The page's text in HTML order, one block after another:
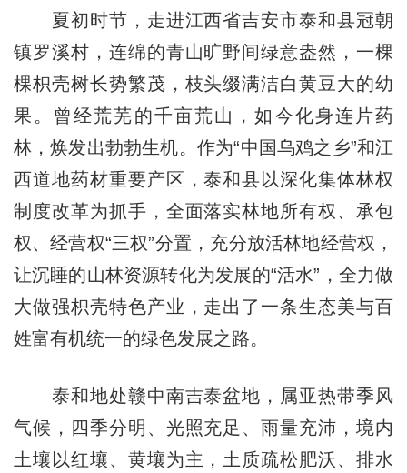
夏初时节，走进江西省吉安市泰和县冠朝
镇罗溪村，连绵的青山旷野间绿意盎然，一棵
棵枳壳树长势繁茂，枝头缀满洁白黄豆大的幼
果。曾经荒芜的千亩荒山，如今化身连片药
林，焕发出勃勃生机。作为“中国乌鸡之乡”和江
西道地药材重要产区，泰和县以深化集体林权
制度改革为抓手，全面落实林地所有权、承包
权、经营权“三权”分置，充分放活林地经营权，
让沉睡的山林资源转化为发展的“活水”，全力做
大做强枳壳特色产业，走出了一条生态美与百
姓富有机统一的绿色发展之路。
泰和地处赣中南吉泰盆地，属亚热带季风
气候，四季分明、光照充足、雨量充沛，境内
土壤以红壤、黄壤为主，土质疏松肥沃、排水